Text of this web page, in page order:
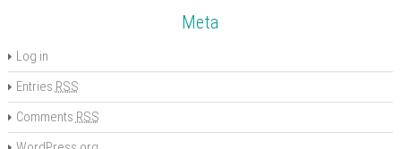
Meta
Log in
Entries RSS
Comments RSS